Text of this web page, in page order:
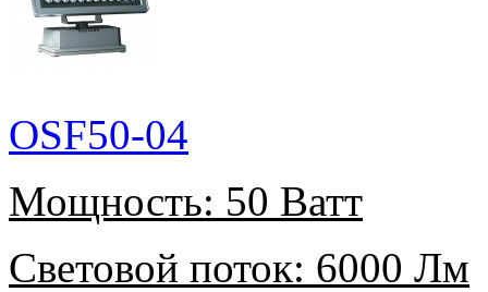
OSF50-04
Мощность: 50 Ватт
Световой поток: 6000 Лм